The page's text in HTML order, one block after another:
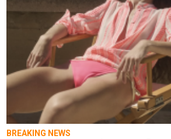
BREAKING NEWS